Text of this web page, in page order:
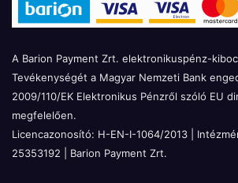
A Barion Payment Zrt. elektronikuspénz-
Tevékenységét a Magyar Nemzeti Bank
2009/110/EK Elektronikus Pénzről szóló EU
megfelelően.
Licencazonosító: H-EN-I-1064/2013 |
25353192 | Barion Payment Zrt.